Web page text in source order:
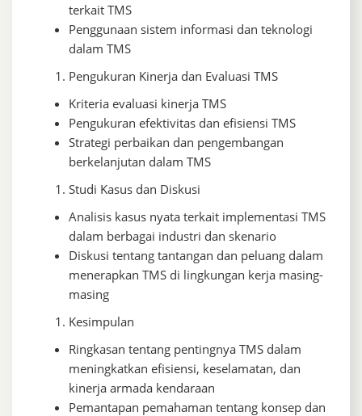
terkait TMS
Penggunaan sistem informasi dan teknologi
dalam TMS
Pengukuran Kinerja dan Evaluasi TMS
Kriteria evaluasi kinerja TMS
Pengukuran efektivitas dan efisiensi TMS
Strategi perbaikan dan pengembangan
berkelanjutan dalam TMS
Studi Kasus dan Diskusi
Analisis kasus nyata terkait implementasi TMS
dalam berbagai industri dan skenario
Diskusi tentang tantangan dan peluang dalam
menerapkan TMS di lingkungan kerja masing-
masing
Kesimpulan
Ringkasan tentang pentingnya TMS dalam
meningkatkan efisiensi, keselamatan, dan
kinerja armada kendaraan
Pemantapan pemahaman tentang konsep dan